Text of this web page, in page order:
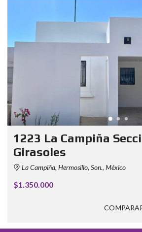
1223 La Campiña
Girasoles
La Campiña, Hermosillo, Son., México
$1.350.000